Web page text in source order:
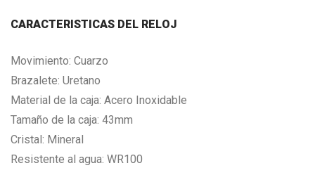
CARACTERISTICAS DEL RELOJ
Movimiento: Cuarzo
Brazalete: Uretano
Material de la caja: Acero Inoxidable
Tamaño de la caja: 43mm
Cristal: Mineral
Resistente al agua: WR100